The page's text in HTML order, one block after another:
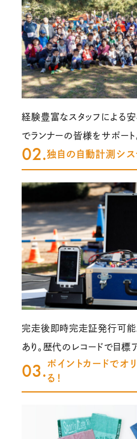
経験豊富なスタッフによる
でランナーの皆様をサポート
02.独自の自動計測シ
完走後即時完走証発行可能
あり。歴代のレコードで目標ア
03.ポイントカードでオ
る！